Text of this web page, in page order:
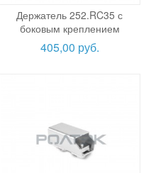
Держатель 252.RC35 с
боковым креплением
405,00 руб.